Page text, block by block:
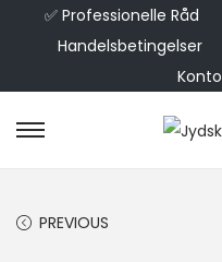
✅ Professionelle Råd
Handelsbetingelser
Konto
PREVIOUS